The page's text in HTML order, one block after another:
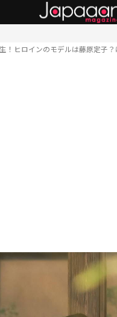
！ヒロインのモデルは藤原定子